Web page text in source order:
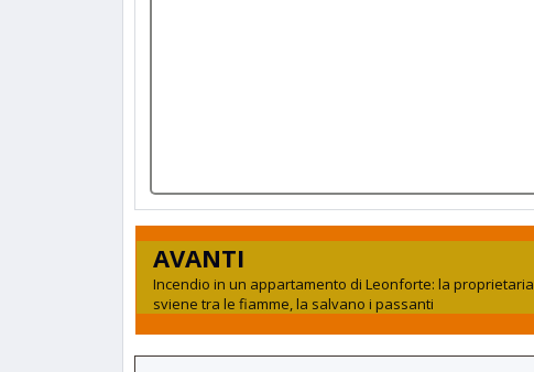
AVANTI
Incendio in un appartamento di Leonforte: la proprietaria
sviene tra le fiamme, la salvano i passanti